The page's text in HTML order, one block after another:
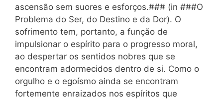
ascensão sem suores e esforços.### (in ###O
Problema do Ser, do Destino e da Dor). O
sofrimento tem, portanto, a função de
impulsionar o espírito para o progresso moral,
ao despertar os sentidos nobres que se
encontram adormecidos dentro de si. Como o
orgulho e o egoísmo ainda se encontram
fortemente enraizados nos espíritos que